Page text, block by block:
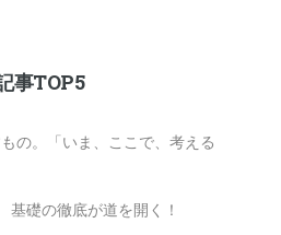
事TOP5
の。「いま、ここで、考える
礎の徹底が道を開く！